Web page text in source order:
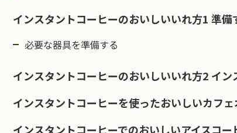
インスタントコーヒーのおいしいいれ方1 準備
必要な器具を準備する
インスタントコーヒーのおいしいいれ方2 イ
インスタントコーヒーを使ったおいしいカフ
インスタントコーヒーでのおいしいアイスコー